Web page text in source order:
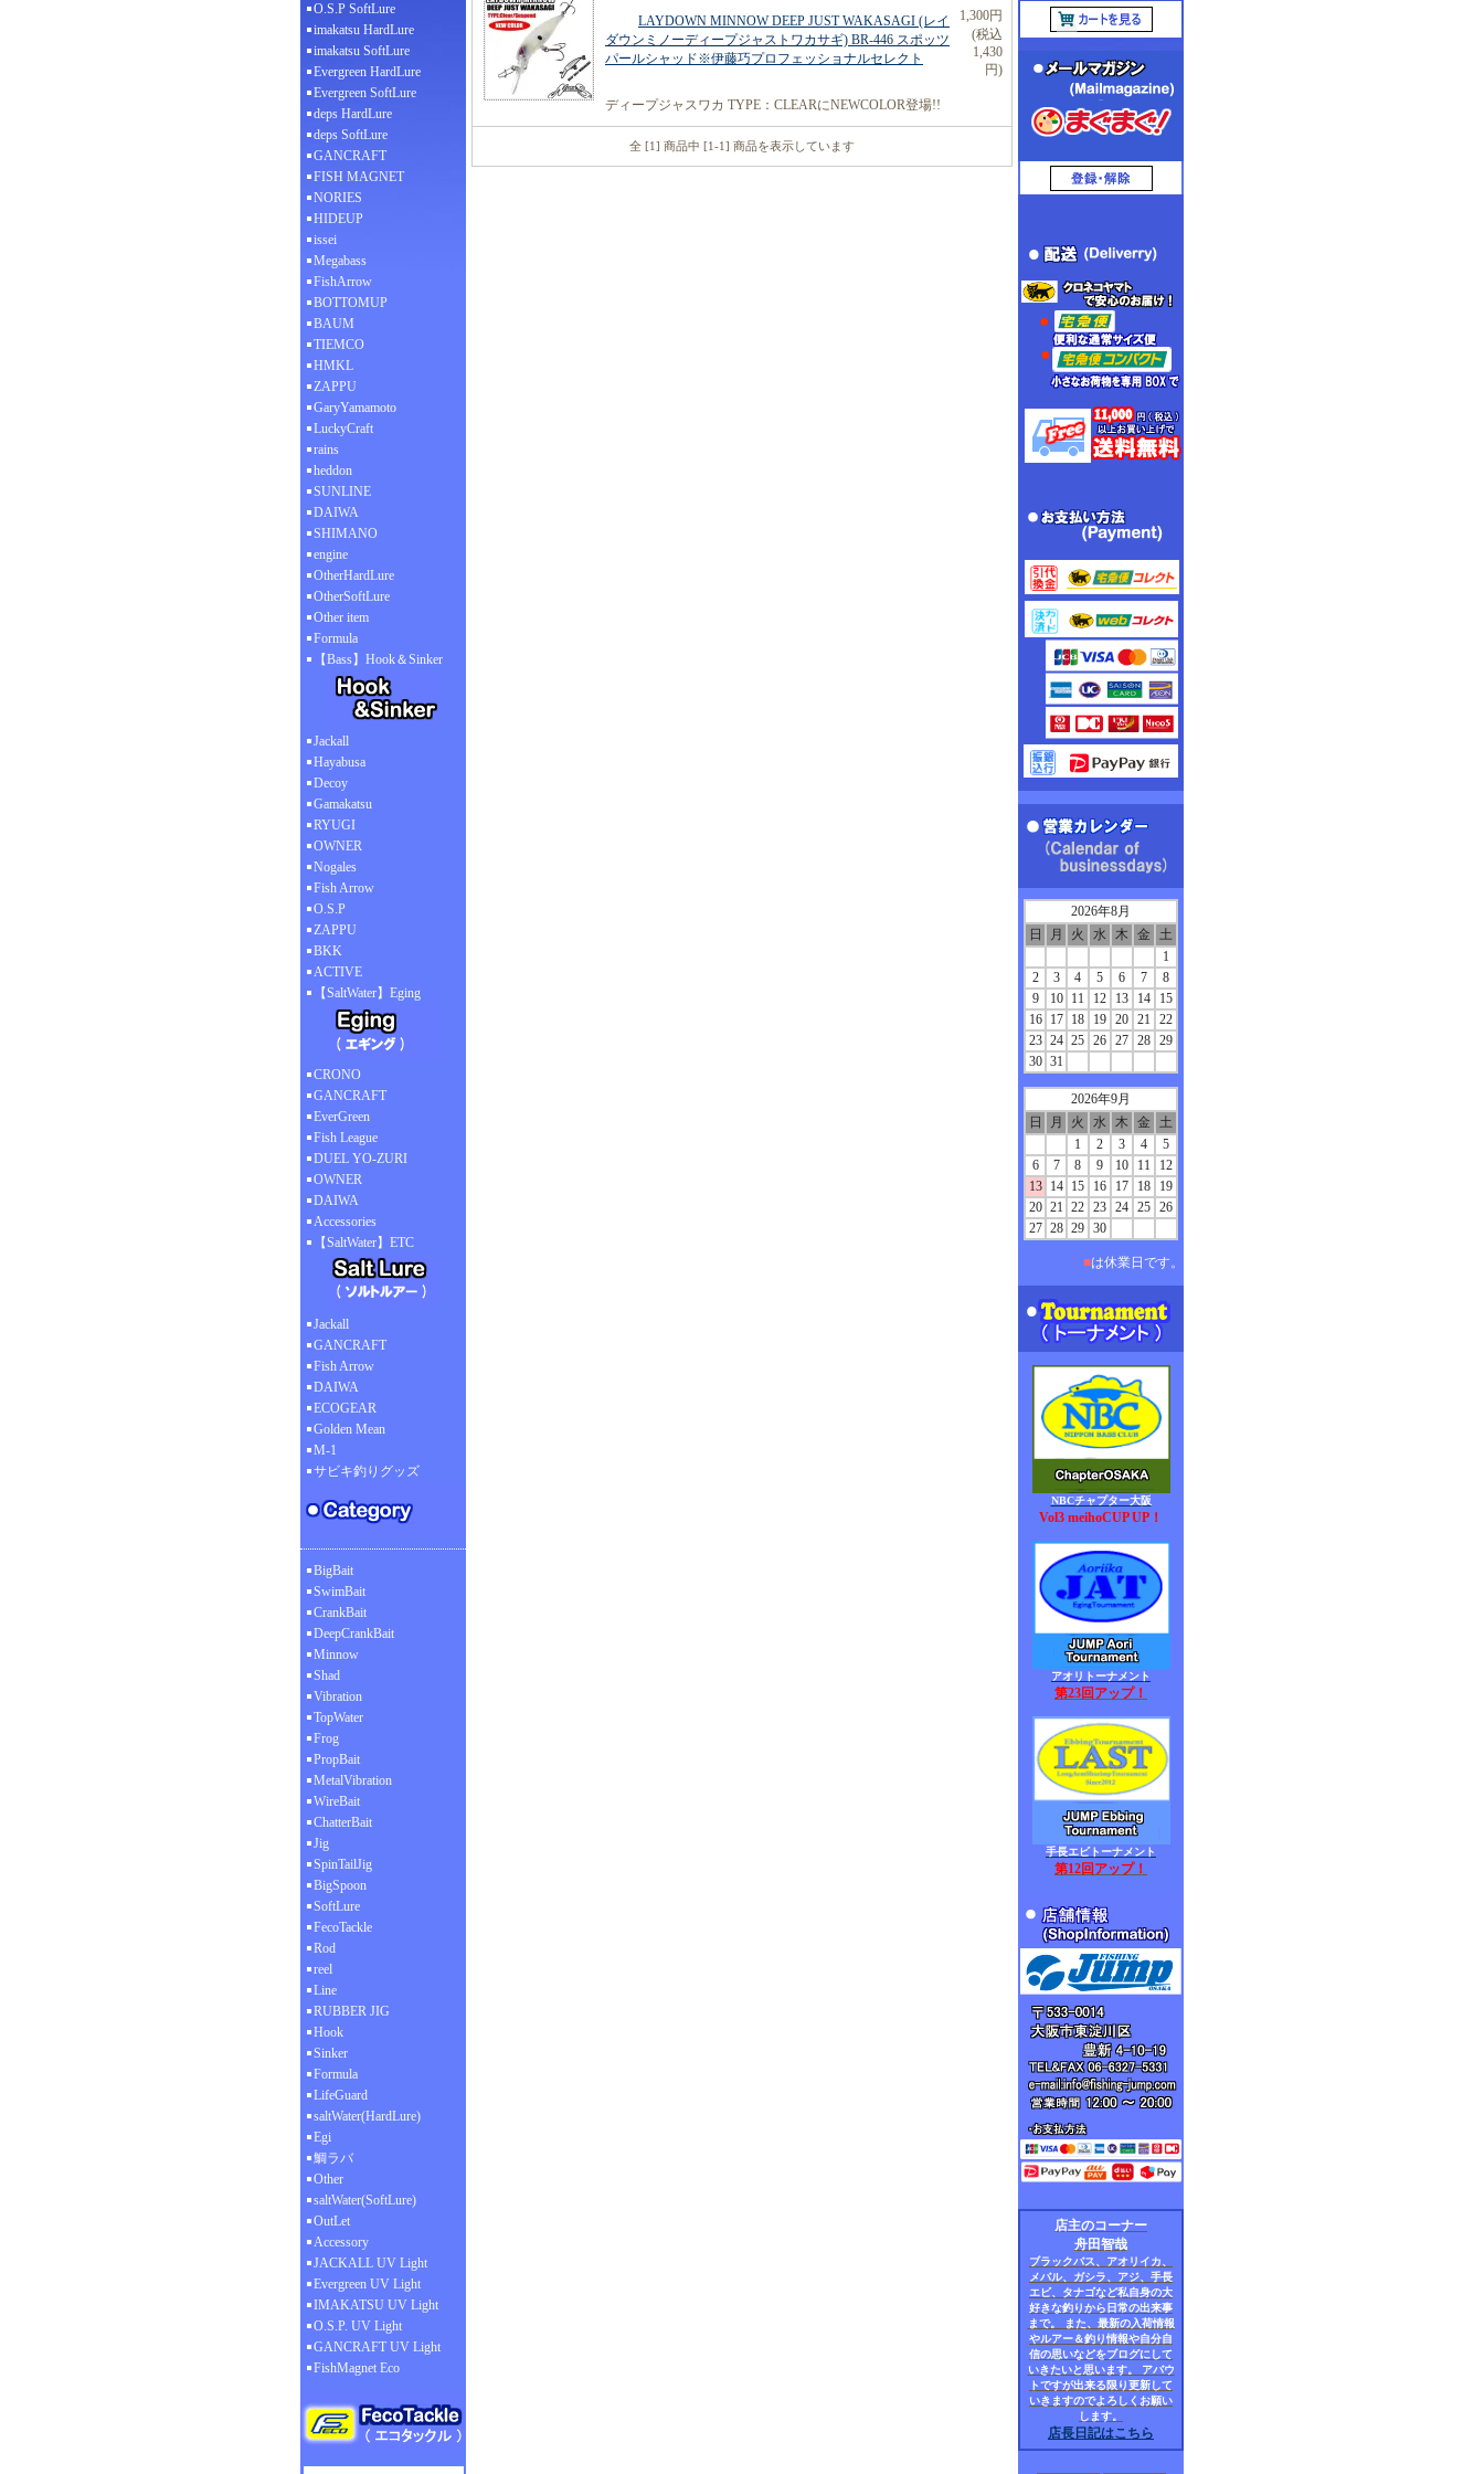
O.S.P SoftLure
imakatsu HardLure
imakatsu SoftLure
Evergreen HardLure
Evergreen SoftLure
deps HardLure
deps SoftLure
GANCRAFT
FISH MAGNET
NORIES
HIDEUP
issei
Megabass
FishArrow
BOTTOMUP
BAUM
TIEMCO
HMKL
ZAPPU
GaryYamamoto
LuckyCraft
rains
heddon
SUNLINE
DAIWA
SHIMANO
engine
OtherHardLure
OtherSoftLure
Other item
Formula
【Bass】Hook＆Sinker
Jackall
Hayabusa
Decoy
Gamakatsu
RYUGI
OWNER
Nogales
Fish Arrow
O.S.P
ZAPPU
BKK
ACTIVE
【SaltWater】Eging
CRONO
GANCRAFT
EverGreen
Fish League
DUEL YO-ZURI
OWNER
DAIWA
Accessories
【SaltWater】ETC
Jackall
GANCRAFT
Fish Arrow
DAIWA
ECOGEAR
Golden Mean
M-1
サビキ釣りグッズ
BigBait
SwimBait
CrankBait
DeepCrankBait
Minnow
Shad
Vibration
TopWater
Frog
PropBait
MetalVibration
WireBait
ChatterBait
Jig
SpinTailJig
BigSpoon
SoftLure
FecoTackle
Rod
reel
Line
RUBBER JIG
Hook
Sinker
Formula
LifeGuard
saltWater(HardLure)
Egi
鯛ラバ
Other
saltWater(SoftLure)
OutLet
Accessory
JACKALL UV Light
Evergreen UV Light
IMAKATSU UV Light
O.S.P. UV Light
GANCRAFT UV Light
FishMagnet Eco
LAYDOWN MINNOW DEEP JUST WAKASAGI (レイ
ダウンミノーディープジャストワカサギ) BR-446 スポッツ
パールシャッド※伊藤巧プロフェッショナルセレクト
1,300円
(税込
1,430
円)
ディープジャスワカ TYPE：CLEARにNEWCOLOR登場!!
全 [1] 商品中 [1-1] 商品を表示しています
2026年8月
日
月 火 水 木 金
土
1
2
3 4 5 6 7
8
9
10 11 12 13 14
15
16
17 18 19 20 21
22
23 24 25 26 27 28 29
30 31
2026年9月
日
月 火 水 木 金
土
1
2 3 4
5
6
7 8 9 10 11
12
13
14 15 16 17 18
19
20 21 22 23 24 25 26
27 28 29 30
■は休業日です。
NBCチャプター大阪
Vol3 meihoCUP UP！
アオリトーナメント
第23回アップ！
手長エビトーナメント
第12回アップ！
店主のコーナー
舟田智哉
ブラックバス、アオリイカ、
メバル、ガシラ、アジ、手長
エビ、タナゴなど私自身の大
好きな釣りから日常の出来事
まで。 また、最新の入荷情報
やルアー＆釣り情報や自分自
信の思いなどをブログにして
いきたいと思います。 アバウ
トですが出来る限り更新して
いきますのでよろしくお願い
します。
店長日記はこちら